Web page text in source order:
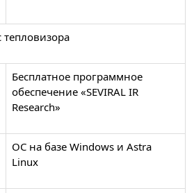
Бесплатное программное
обеспечение «SEVIRAL IR
Research»
ОС на базе Windows и Astra
Linux